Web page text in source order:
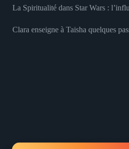
La Spiritualité dans Star Wars :
Clara enseigne à Taisha quelques